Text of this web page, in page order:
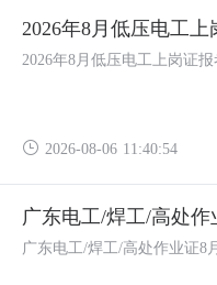
2026年8月低压电工
2026年8月低压电工上岗证
2026-08-06 11:40:54
广东电工/焊工/高处
广东电工/焊工/高处作业证8